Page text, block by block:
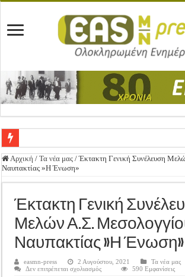
Ένωση Μεσολογγίου: Συγχαρητήρια Επιστολή προς
ΕΝΩΣΗ ΜΕΣΟΛΟΓΓΙΟΥ: ΕΚΛΟΓΙΚΗ ΓΕΝΙΚΗ
Δημοσιεύτηκε η Προδημοσίευση της Πρόσκλησης
Ανακοίνωση: Επιστροφή ΦΠΑ
Καλά Χριστούγεννα! Καλή Χρονιά!
Tακτική Γενική Συνέλευση του Αγροτικού
Αρχική / Τα νέα μας / Έκτακτη Γενική Συνέλευση
Ναυπακτίας »Η Ένωση»
Έκτακτη Γενική
Μελών Α.Σ.
Ναυπακτίας »Η Ένωση»
easmn-press 2 Αυγούστου, 2021
Τα νέα μας
Δεν επιτρέπεται σχολιασμόςστο
590 Εμφανίσεις